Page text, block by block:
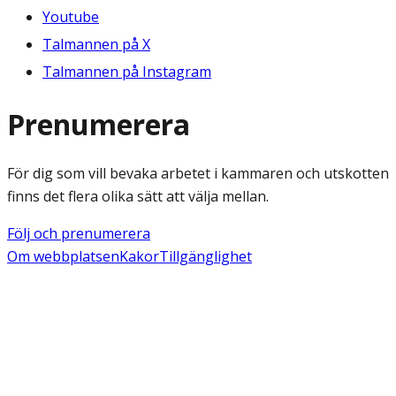
Youtube
Talmannen på X
Talmannen på Instagram
Prenumerera
För dig som vill bevaka arbetet i kammaren och utskotten
finns det flera olika sätt att välja mellan.
Följ och prenumerera
Om webbplatsenKakorTillgänglighet